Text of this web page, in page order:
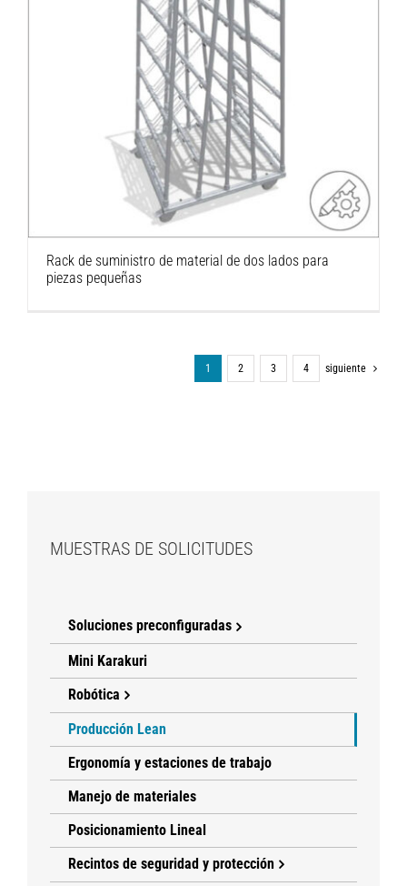
Rack de suministro de material de dos lados
para piezas pequeñas
Rack de suministro de material de dos lados para
piezas pequeñas
1 2 3 4 siguiente
MUESTRAS DE SOLICITUDES
Soluciones preconfiguradas
Mini Karakuri
Robótica
Producción Lean
Ergonomía y estaciones de trabajo
Manejo de materiales
Posicionamiento Lineal
Recintos de seguridad y protección